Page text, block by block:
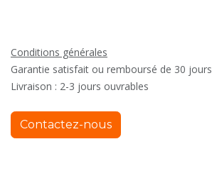
Conditions générales
Garantie satisfait ou remboursé de 30 jours
Livraison : 2-3 jours ouvrables
Contactez-nous